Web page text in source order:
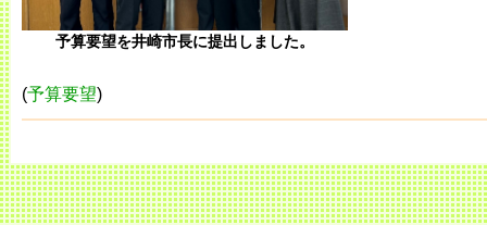
予算要望を井崎市長に提出しました。
(予算要望)